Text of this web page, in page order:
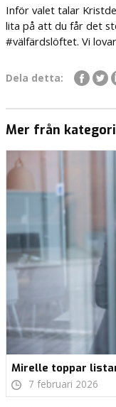
Inför valet talar
lita på att du får det
#välfärdslöftet. Vi
Dela detta:
Mer från
Mirelle toppar
7 februari 2026